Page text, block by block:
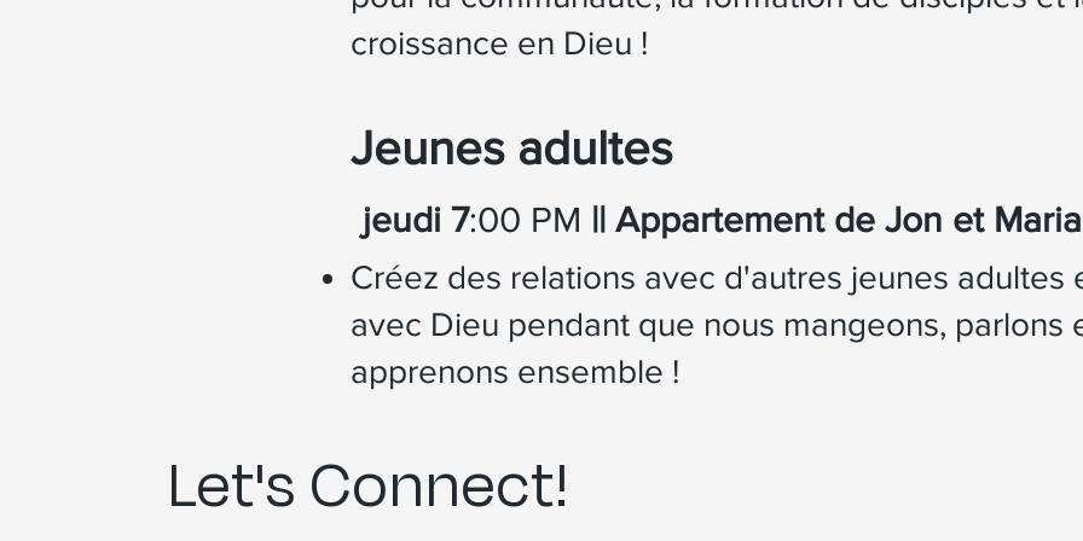
croissance en Dieu !
Jeunes adultes
jeudi 7:00 PM || Appartement de Jon et Maria
Créez des relations avec d'autres jeunes adultes
avec Dieu pendant que nous mangeons, parlons
apprenons ensemble !
Let's Connect!